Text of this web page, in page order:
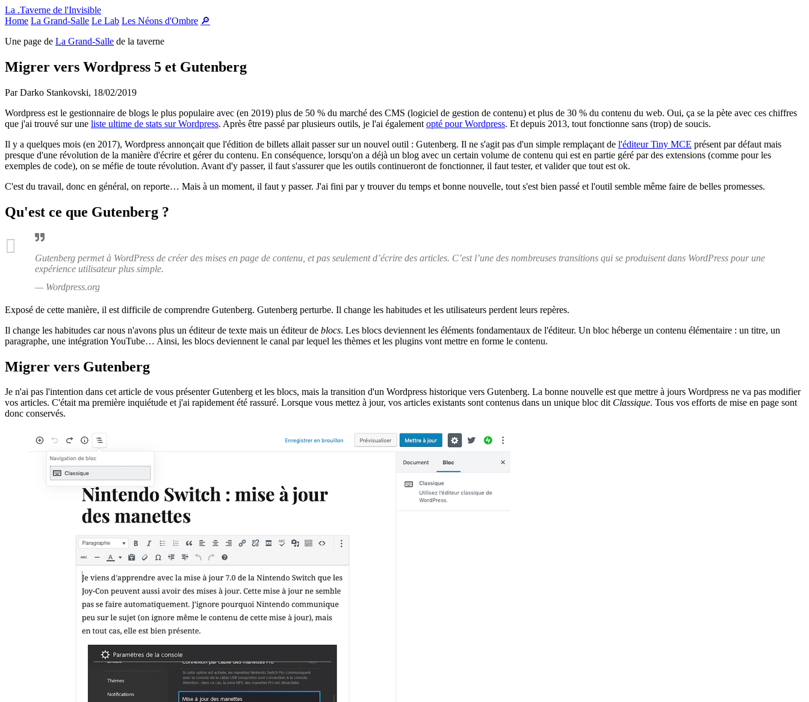
Panneau de gestion des cookies
La .Taverne de l'Invisible
Home La Grand-Salle Le Lab Les Néons d'Ombre 🔎
Une page de La Grand-Salle de la taverne
Migrer vers Wordpress 5 et Gutenberg
Par Darko Stankovski, 18/02/2019
Wordpress est le gestionnaire de blogs le plus populaire avec (en 2019) plus de 50 % du marché des CMS (logiciel de gestion de contenu) et plus de 30 % du contenu du web. Oui, ça se la pète avec ces chiffres
que j'ai trouvé sur une liste ultime de stats sur Wordpress. Après être passé par plusieurs outils, je l'ai également opté pour Wordpress. Et depuis 2013, tout fonctionne sans (trop) de soucis.
Il y a quelques mois (en 2017), Wordpress annonçait que l'édition de billets allait passer sur un nouvel outil : Gutenberg. Il ne s'agit pas d'un simple remplaçant de l'éditeur Tiny MCE présent par défaut mais
presque d'une révolution de la manière d'écrire et gérer du contenu. En conséquence, lorsqu'on a déjà un blog avec un certain volume de contenu qui est en partie géré par des extensions (comme pour les
exemples de code), on se méfie de toute révolution. Avant d'y passer, il faut s'assurer que les outils continueront de fonctionner, il faut tester, et valider que tout est ok.
C'est du travail, donc en général, on reporte… Mais à un moment, il faut y passer. J'ai fini par y trouver du temps et bonne nouvelle, tout s'est bien passé et l'outil semble même faire de belles promesses.
Qu'est ce que Gutenberg ?
Gutenberg permet à WordPress de créer des mises en page de contenu, et pas seulement d’écrire des articles. C’est l’une des nombreuses transitions qui se produisent dans WordPress pour une
expérience utilisateur plus simple.
— Wordpress.org
Exposé de cette manière, il est difficile de comprendre Gutenberg. Gutenberg perturbe. Il change les habitudes et les utilisateurs perdent leurs repères.
Il change les habitudes car nous n'avons plus un éditeur de texte mais un éditeur de blocs. Les blocs deviennent les éléments fondamentaux de l'éditeur. Un bloc héberge un contenu élémentaire : un titre, un
paragraphe, une intégration YouTube… Ainsi, les blocs deviennent le canal par lequel les thèmes et les plugins vont mettre en forme le contenu.
Migrer vers Gutenberg
Je n'ai pas l'intention dans cet article de vous présenter Gutenberg et les blocs, mais la transition d'un Wordpress historique vers Gutenberg. La bonne nouvelle est que mettre à jours Wordpress ne va pas modifier
vos articles. C'était ma première inquiétude et j'ai rapidement été rassuré. Lorsque vous mettez à jour, vos articles existants sont contenus dans un unique bloc dit Classique. Tous vos efforts de mise en page sont
donc conservés.